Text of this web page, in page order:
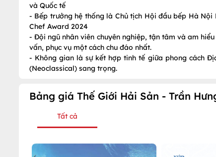
và Quốc tế
- Bếp trưởng hệ thống là Chủ tịch Hội đầu bếp Hà
Chef Award 2024
- Đội ngũ nhân viên chuyên nghiệp, tận tâm và am
vấn, phục vụ một cách chu đáo nhất.
- Không gian là sự kết hợp tinh tế giữa phong cách
(Neoclassical) sang trọng.
Bảng giá Thế Giới Hải Sản - Trần
Tất cả